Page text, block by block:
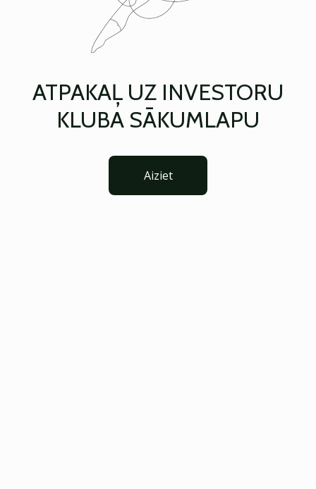
ATPAKAĻ UZ INVESTORU
KLUBA SĀKUMLAPU
Aiziet